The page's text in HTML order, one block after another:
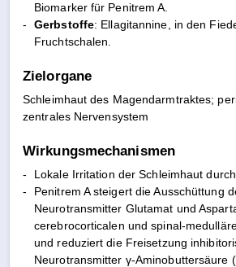
Biomarker für Penitrem A.
-
Gerbstoffe: Ellagitannine, in den
Fruchtschalen.
Zielorgane
Schleimhaut des Magendarmtraktes;
zentrales Nervensystem
Wirkungsmechanismen
-
Lokale Irritation der Schleimhaut
-
Penitrem A steigert die Ausschüttung
Neurotransmitter Glutamat und
cerebrocorticalen und spinal-
und reduziert die Freisetzung
Neurotransmitter γ-Aminobuttersäure